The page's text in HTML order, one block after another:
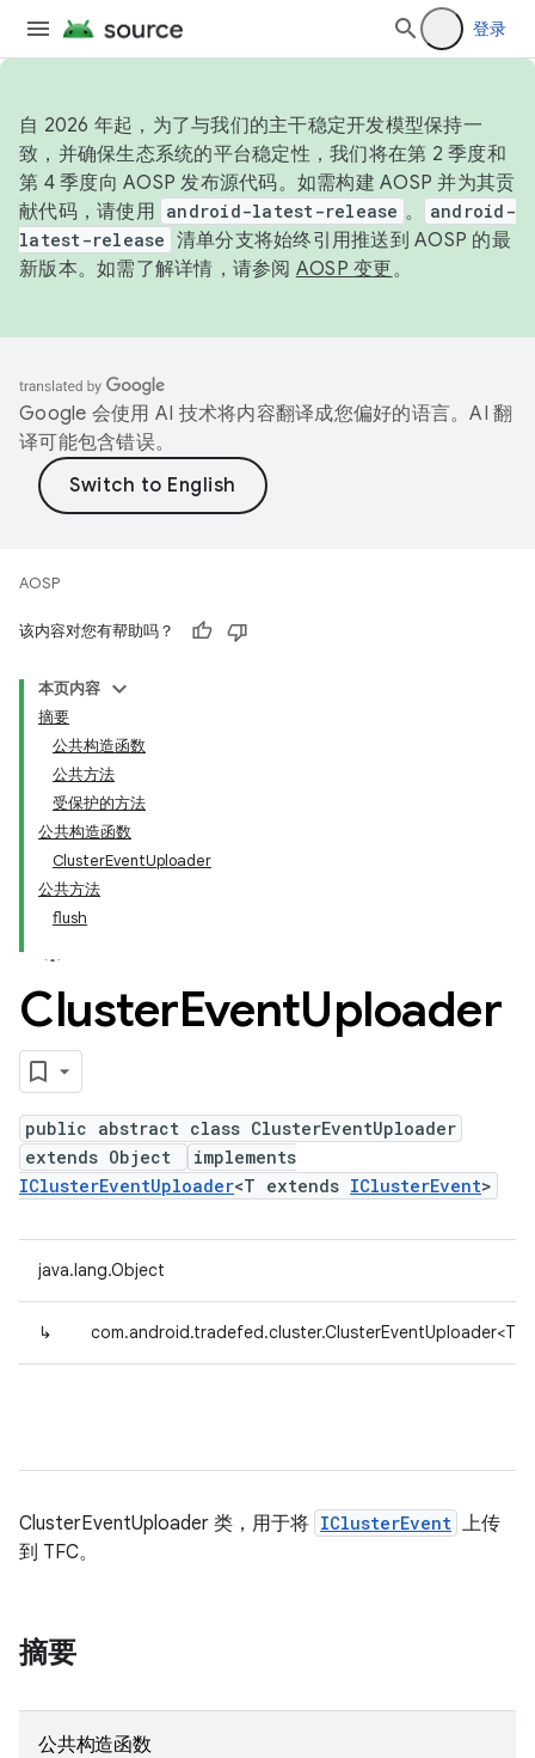
登录
自 2026 年起，为了与我们的主干稳定开发模型保持一
致，并确保生态系统的平台稳定性，我们将在第 2 季度和
第 4 季度向 AOSP 发布源代码。如需构建 AOSP 并为其贡
献代码，请使用 android-latest-release 。
android-
latest-release 清单分支将始终引用推送到 AOSP 的最
新版本。如需了解详情，请参阅 AOSP 变更。
Google 会使用 AI 技术将内容翻译成您偏好的语言。AI 翻
译可能包含错误。
AOSP
该内容对您有帮助吗？
本页内容
摘要
公共构造函数
公共方法
受保护的方法
公共构造函数
ClusterEventUploader
公共方法
flush
ClusterEventUploader
public abstract class ClusterEventUploader
extends Object
implements
IClusterEventUploader<T extends IClusterEvent>
java.lang.Object
↳ com.android.tradefed.cluster.ClusterEventUploader<T
ClusterEventUploader 类，用于将 IClusterEvent 上传
到 TFC。
摘要
公共构造函数